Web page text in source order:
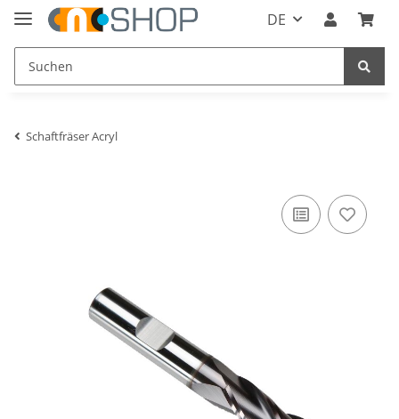
DE
Schaftfräser Acryl